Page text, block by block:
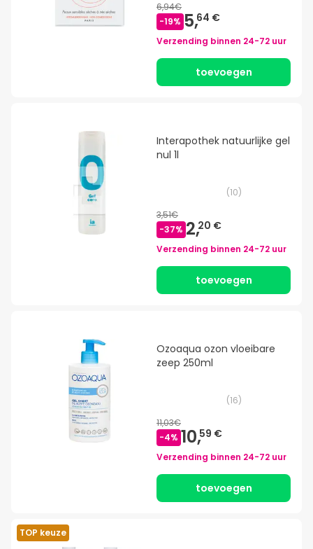
6,94€
-19% 5,64 €
Verzending binnen 24-72 uur
toevoegen
Interapothek natuurlijke gel
nul 1l
(10)
3,51€
-37% 2,20 €
Verzending binnen 24-72 uur
toevoegen
Ozoaqua ozon vloeibare
zeep 250ml
(16)
11,03€
-4% 10,59 €
Verzending binnen 24-72 uur
toevoegen
TOP keuze